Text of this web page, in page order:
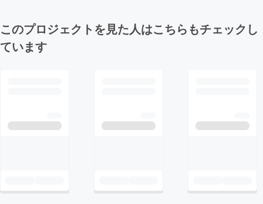
このプロジェクトを見た人はこちらもチェックし
ています